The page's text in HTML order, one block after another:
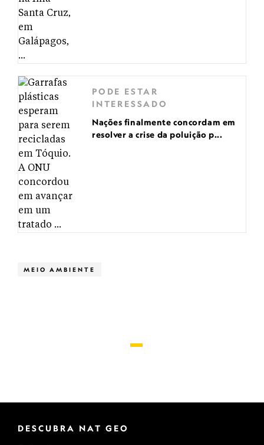
PODE ESTAR
INTERESSADO
Nações finalmente concordam em
resolver a crise da poluição p...
MEIO AMBIENTE
DESCUBRA NAT GEO